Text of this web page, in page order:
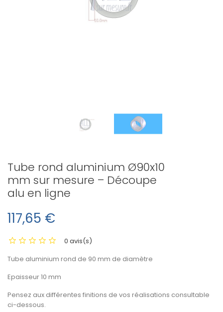
Tube rond aluminium Ø90x10
mm sur mesure – Découpe
alu en ligne
117,65 €
0 avis(s)
Tube aluminium rond de 90 mm de diamètre
Epaisseur 10 mm
Pensez aux différentes finitions de vos réalisations consultable
ci-dessous.